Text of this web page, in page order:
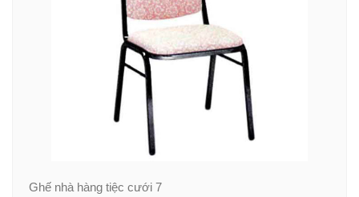
Ghế nhà hàng tiệc cưới 7